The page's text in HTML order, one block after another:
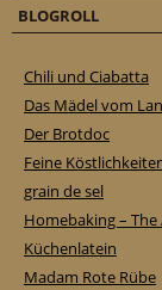
BLOGROLL
Chili und Ciabatta
Das Mädel vom
Der Brotdoc
Feine
grain de sel
Homebaking –
Küchenlatein
Madam Rote Rübe